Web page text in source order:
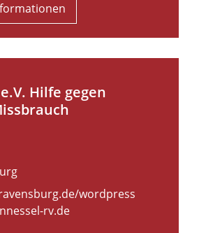
Hilfe gegen
wordpress
rv.de